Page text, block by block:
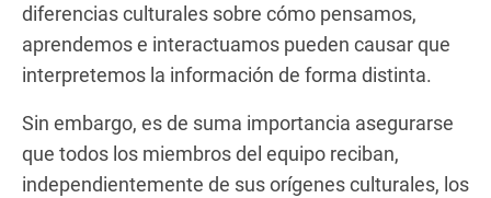
diferencias culturales sobre cómo pensamos,
aprendemos e interactuamos pueden causar que
interpretemos la información de forma distinta.
Sin embargo, es de suma importancia asegurarse
que todos los miembros del equipo reciban,
independientemente de sus orígenes culturales, los